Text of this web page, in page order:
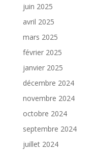
juin 2025
avril 2025
mars 2025
février 2025
janvier 2025
décembre 2024
novembre 2024
octobre 2024
septembre 2024
juillet 2024